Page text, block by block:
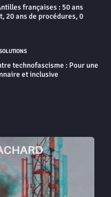
françaises : 50 ans
20 ans de procédures, 0
technofascisme : Pour une
et inclusive